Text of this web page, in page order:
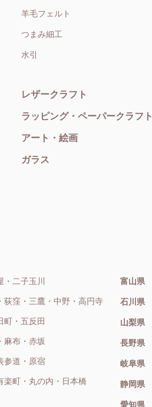
羊毛フェルト
つまみ細工
水引
レザークラフト
ラッピング・ペーパークラフト
アート・絵画
ガラス
・二子玉川
荻窪・三鷹・中野・高円寺
町・五反田
麻布・赤坂
参道・原宿
楽町・丸の内・日本橋
富山県
石川県
山梨県
長野県
岐阜県
静岡県
愛知県